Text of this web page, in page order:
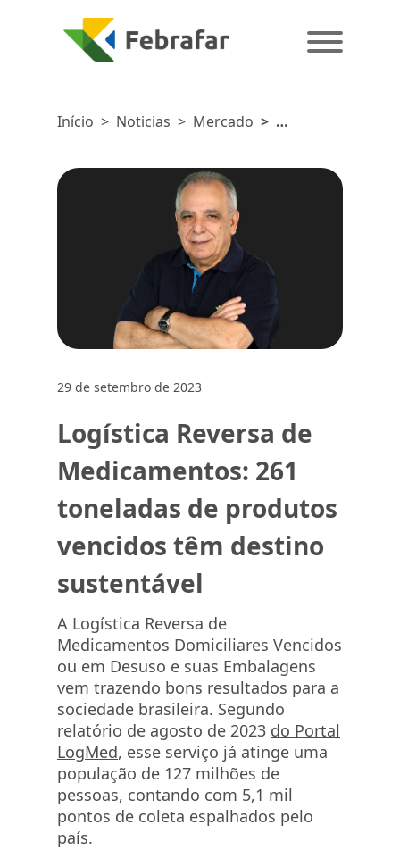
Início > Noticias > Mercado >
Reversa de
Medicamentos:
vencidos
29 de setembro de 2023
Logística Reversa de
Medicamentos: 261
toneladas de produtos
vencidos têm destino
sustentável
A Logística Reversa de
Medicamentos Domiciliares Vencidos
ou em Desuso e suas Embalagens
vem trazendo bons resultados para a
sociedade brasileira. Segundo
relatório de agosto de 2023 do Portal
LogMed, esse serviço já atinge uma
população de 127 milhões de
pessoas, contando com 5,1 mil
pontos de coleta espalhados pelo
país.